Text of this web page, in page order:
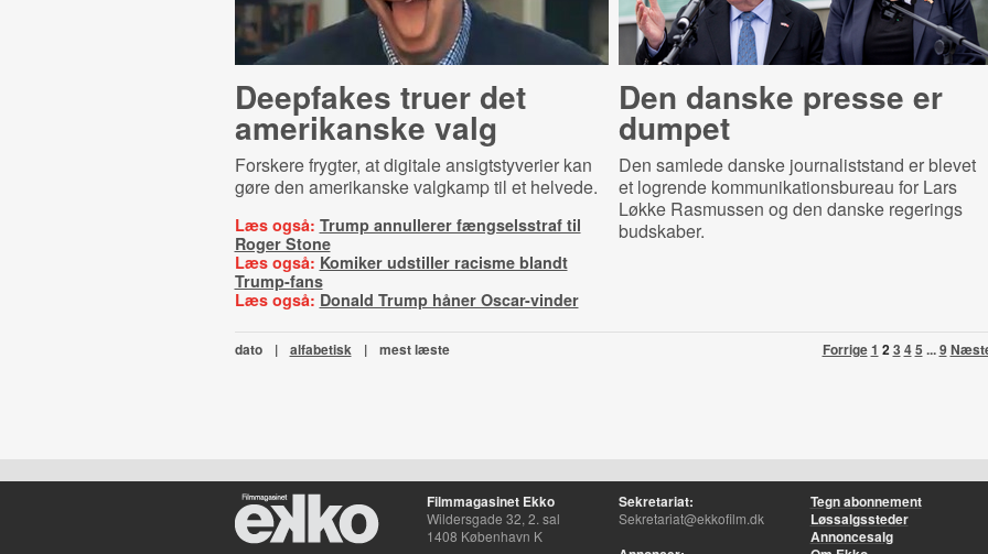
Deepfakes truer det
amerikanske valg
Forskere frygter, at digitale ansigtstyverier kan
gøre den amerikanske valgkamp til et helvede.
Læs også: Trump annullerer fængselsstraf til
Roger Stone
Læs også: Komiker udstiller racisme blandt
Trump-fans
Læs også: Donald Trump håner Oscar-vinder
Den danske presse er
dumpet
Den samlede danske journaliststand er blevet
et logrende kommunikationsbureau for Lars
Løkke Rasmussen og den danske regerings
budskaber.
Forrige1 23 45 ...9
dato | alfabetisk | mest læste
Filmmagasinet Ekko
Wildersgade 32, 2. sal
1408 København K
Sekretariat:
Sekretariat@ekkofilm.dk
Tegn abonnement
Løssalgssteder
Annoncesalg